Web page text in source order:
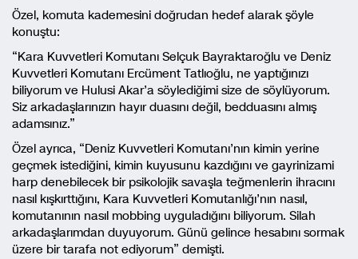
Özel, komuta kademesini doğrudan hedef alarak şöyle
konuştu:
“Kara Kuvvetleri Komutanı Selçuk Bayraktaroğlu ve Deniz
Kuvvetleri Komutanı Ercüment Tatlıoğlu, ne yaptığınızı
biliyorum ve Hulusi Akar’a söylediğimi size de söylüyorum.
Siz arkadaşlarınızın hayır duasını değil, bedduasını almış
adamsınız.”
Özel ayrıca, “Deniz Kuvvetleri Komutanı’nın kimin yerine
geçmek istediğini, kimin kuyusunu kazdığını ve gayrinizami
harp denebilecek bir psikolojik savaşla teğmenlerin ihracını
nasıl kışkırttığını, Kara Kuvvetleri Komutanlığı’nın nasıl,
komutanının nasıl mobbing uyguladığını biliyorum. Silah
arkadaşlarımdan duyuyorum. Günü gelince hesabını sormak
üzere bir tarafa not ediyorum” demişti.